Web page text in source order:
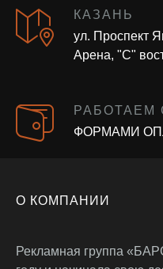
КАЗАНЬ
ул. Проспект
Арена, "С"
ФОРМАМИ
О КОМПАНИИ
Рекламная группа